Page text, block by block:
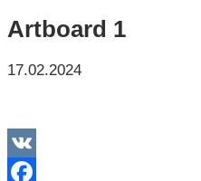
Artboard 1
17.02.2024
VK